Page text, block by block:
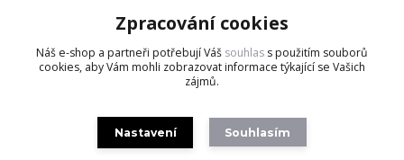
shop@brandscapital.cz
Zpracování cookies
Náš e-shop a partneři potřebují Váš souhlas s použitím souborů
cookies, aby Vám mohli zobrazovat informace týkající se Vašich
zájmů.
Nastavení Souhlasím